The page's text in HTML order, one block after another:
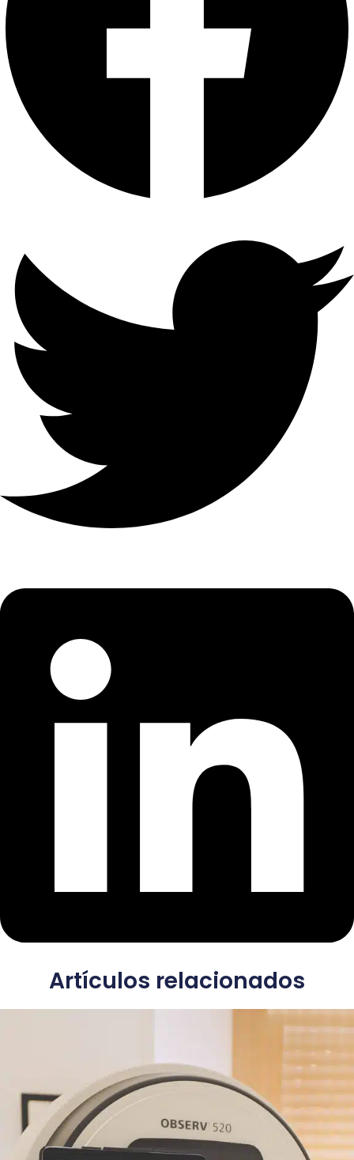
Artículos relacionados